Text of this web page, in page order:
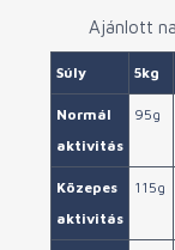
Ajánlott
Súly 5kg
Normál
aktivitás
95g
Közepes
aktivitás
115g